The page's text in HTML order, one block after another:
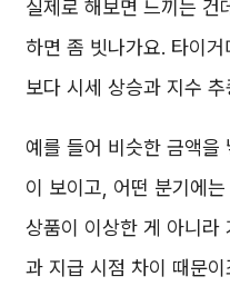
실제로 해보면 느끼는 건
하면 좀 빗나가요. 타이
보다 시세 상승과 지수
예를 들어 비슷한 금액을
이 보이고, 어떤 분기에
상품이 이상한 게 아니라
과 지급 시점 차이 때문이